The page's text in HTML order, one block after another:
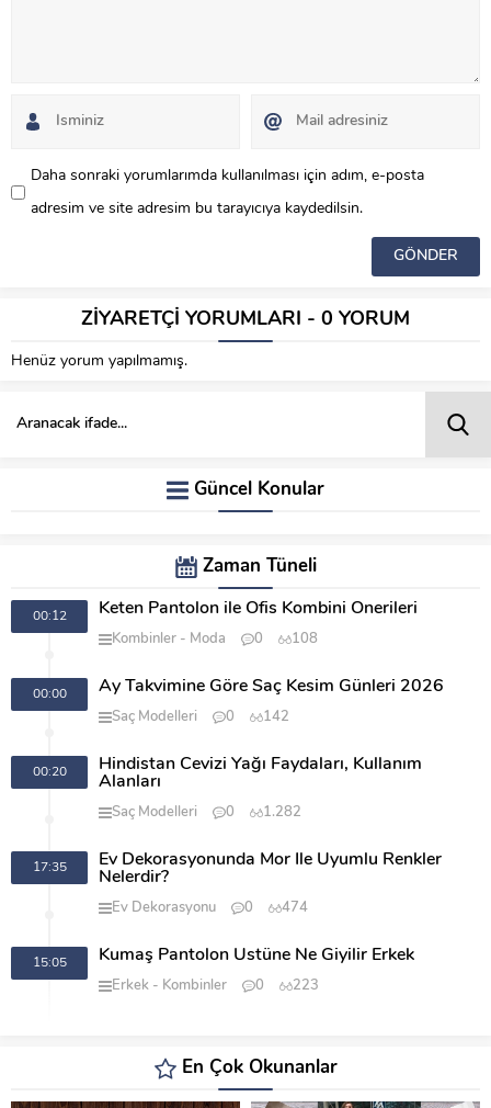
Daha sonraki yorumlarımda kullanılması için adım, e-posta
adresim ve site adresim bu tarayıcıya kaydedilsin.
ZİYARETÇİ YORUMLARI - 0 YORUM
Henüz yorum yapılmamış.
Güncel Konular
Zaman Tüneli
00:12 Keten Pantolon ile Ofis Kombini Önerileri
Kombinler Moda 0 108
00:00 Ay Takvimine Göre Saç Kesim Günleri 2026
Saç Modelleri 0 142
00:20
Hindistan Cevizi Yağı Faydaları, Kullanım
Alanları
Saç Modelleri 0 1.282
17:35
Ev Dekorasyonunda Mor İle Uyumlu Renkler
Nelerdir?
Ev Dekorasyonu 0 474
15:05 Kumaş Pantolon Üstüne Ne Giyilir Erkek
Erkek Kombinler 0 223
En Çok Okunanlar